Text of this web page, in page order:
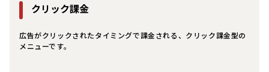
クリック課金
広告がクリックされたタイミングで課金される、クリック課金型の
メニューです。